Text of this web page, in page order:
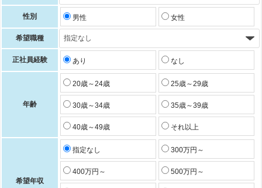
性別 男性 女性
希望職種
正社員経験 あり なし
年齢
20歳～24歳 25歳～29歳
30歳～34歳 35歳～39歳
40歳～49歳 それ以上
希望年収
指定なし 300万円～
400万円～ 500万円～